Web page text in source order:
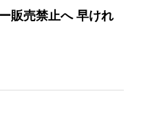
販売禁止へ 早けれ